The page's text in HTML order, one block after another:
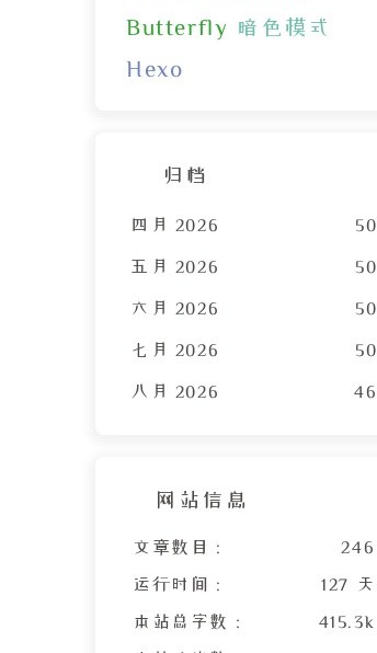
Butterfly 暗色模式
Hexo
归档
四月 2026 50
五月 2026 50
六月 2026 50
七月 2026 50
八月 2026 46
网站信息
文章数目 : 246
运行时间 : 127 天
本站总字数 : 415.3k